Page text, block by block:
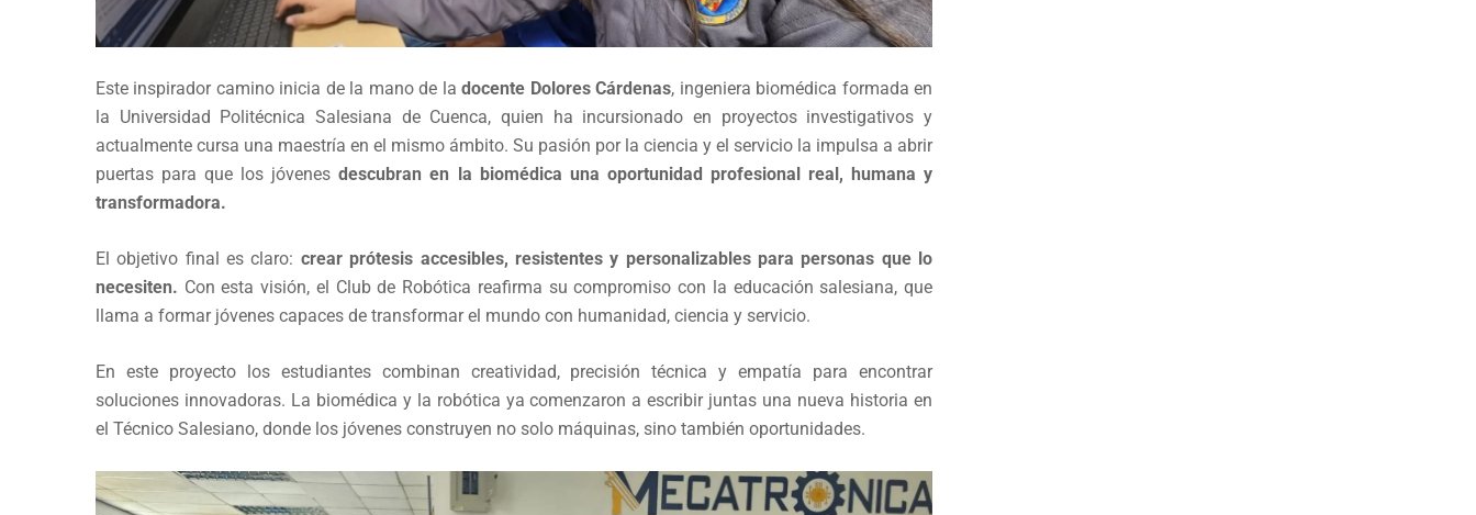
Este inspirador camino inicia de la mano de ladocente Dolores Cárdenas, ingeniera biomédica formada en
la Universidad Politécnica Salesiana de Cuenca, quien ha incursionado en proyectos investigativos y
actualmente cursa una maestría en el mismo ámbito. Su pasión por la ciencia y el servicio la impulsa a abrir
puertas para que los jóvenesdescubran en la biomédica una oportunidad profesional real, humana y
transformadora.
El objetivo final es claro: crear prótesis accesibles, resistentes y personalizables para personas que lo
necesiten. Con esta visión, el Club de Robótica reafirma su compromiso con la educación salesiana, que
llama a formar jóvenes capaces de transformar el mundo con humanidad, ciencia y servicio.
En este proyecto los estudiantes combinan creatividad, precisión técnica y empatía para encontrar
soluciones innovadoras. La biomédica y la robótica ya comenzaron a escribir juntas una nueva historia en
el Técnico Salesiano, donde los jóvenes construyen no solo máquinas, sino también oportunidades.